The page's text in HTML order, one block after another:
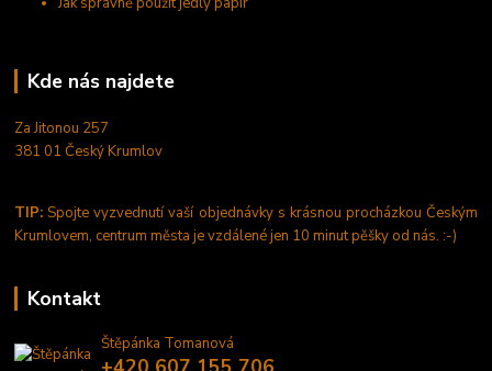
Kde nás najdete
Za Jitonou 257
381 01 Český Krumlov
TIP: Spojte vyzvednutí vaší objednávky s krásnou procházkou Českým
Krumlovem, centrum města je vzdálené jen 10 minut pěšky od nás. :-)
Kontakt
Štěpánka Tomanová